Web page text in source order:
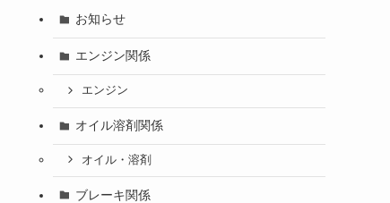
お知らせ
エンジン関係
エンジン
オイル溶剤関係
オイル・溶剤
ブレーキ関係